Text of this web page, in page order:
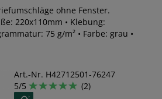
ohne Fenster.
220x110mm • Klebung:
75 g/m² • Farbe: grau •
Art.-Nr. H42712501-76247
5/5
(2)